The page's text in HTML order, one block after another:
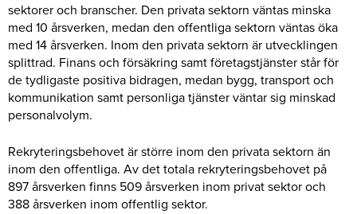
sektorer och branscher. Den privata sektorn väntas minska
med 10 årsverken, medan den offentliga sektorn väntas öka
med 14 årsverken. Inom den privata sektorn är utvecklingen
splittrad. Finans och försäkring samt företagstjänster står för
de tydligaste positiva bidragen, medan bygg, transport och
kommunikation samt personliga tjänster väntar sig minskad
personalvolym.
Rekryteringsbehovet är större inom den privata sektorn än
inom den offentliga. Av det totala rekryteringsbehovet på
897 årsverken finns 509 årsverken inom privat sektor och
388 årsverken inom offentlig sektor.